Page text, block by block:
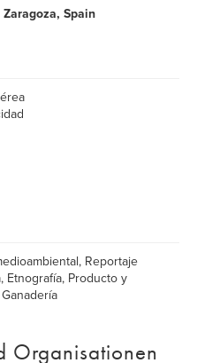
Zaragoza, Spain
Reportaje
Etnografía, Producto y
Organisationen